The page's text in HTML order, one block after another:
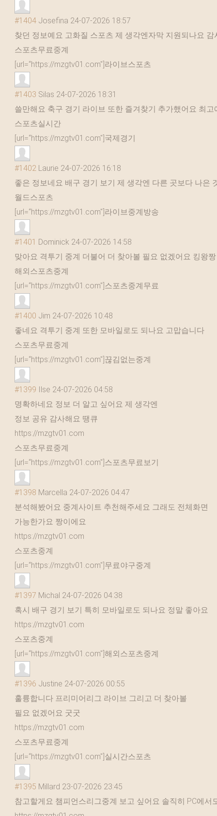
#1404 Josefina 24-07-2026 18:57
찾던 정보예요 고화질 스포츠 제 생각엔자막 지원되나요 감
스포츠무료중계
[url=“https://mzgtv01.com"]라이브스포츠
#1403 Silas 24-07-2026 18:31
쓸만해요 축구 경기 라이브 또한 즐겨찾기 추가했어요 최고
스포츠실시간
[url=“https://mzgtv01.com"]국제경기
#1402 Laurie 24-07-2026 16:18
좋은 정보네요 배구 경기 보기 제 생각엔 다른 곳보다 나은
월드스포츠
[url=“https://mzgtv01.com"]라이브중계방송
#1401 Dominick 24-07-2026 14:58
맞아요 격투기 중계 더불어 더 찾아볼 필요 없겠어요 킹왕짱
해외스포츠중계
[url=“https://mzgtv01.com"]스포츠중계무료
#1400 Jim 24-07-2026 10:48
좋네요 격투기 중계 또한 모바일로도 되나요 고맙습니다
스포츠무료중계
[url=“https://mzgtv01.com"]끊김없는중계
#1399 Ilse 24-07-2026 04:58
명확하네요 정보 더 알고 싶어요 제 생각엔
정보 공유 감사해요 땡큐
https://mzgtv01.com
스포츠무료중계
[url=“https://mzgtv01.com"]스포츠무료보기
#1398 Marcella 24-07-2026 04:47
분석해봤어요 중계사이트 추천해주세요 그래도 전체화면
가능한가요 짱이에요
https://mzgtv01.com
스포츠중계
[url=“https://mzgtv01.com"]무료야구중계
#1397 Michal 24-07-2026 04:38
혹시 배구 경기 보기 특히 모바일로도 되나요 정말 좋아요
https://mzgtv01.com
스포츠중계
[url=“https://mzgtv01.com"]해외스포츠중계
#1396 Justine 24-07-2026 00:55
훌륭합니다 프리미어리그 라이브 그리고 더 찾아볼
필요 없겠어요 굿굿
https://mzgtv01.com
스포츠무료중계
[url=“https://mzgtv01.com"]실시간스포츠
#1395 Millard 23-07-2026 23:45
참고할게요 챔피언스리그중계 보고 싶어요 솔직히 PC에서